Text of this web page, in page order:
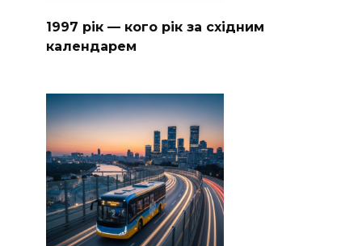
1997 рік — кого рік за східним
календарем